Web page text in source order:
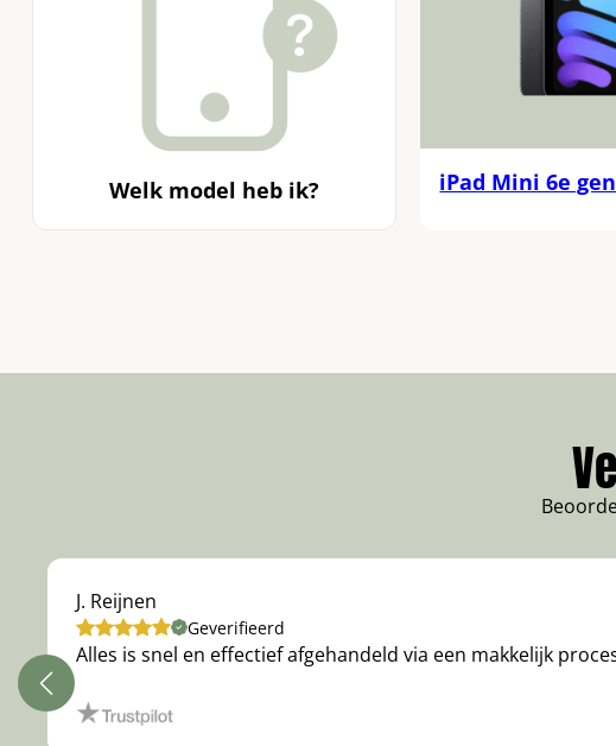
Welk model heb ik? iPad Mini 6e
J. Reijnen
Geverifieerd
Alles is snel en effectief afgehandeld via een makkelijk